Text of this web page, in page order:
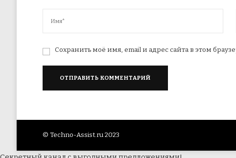
Сохранить моё имя, email и адрес сайта в этом
© Techno-Assist.ru 2023